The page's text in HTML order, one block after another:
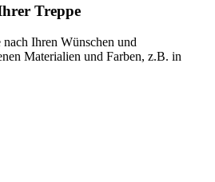
Treppe
Ihren Wünschen und
Materialien und Farben, z.B. in